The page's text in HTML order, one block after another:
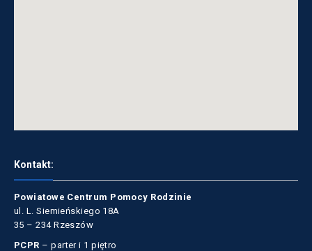
Kontakt:
Powiatowe Centrum Pomocy Rodzinie
ul. L. Siemieńskiego 18A
35 – 234 Rzeszów
PCPR – parter i 1 piętro